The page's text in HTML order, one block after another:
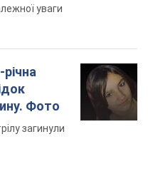
уваги
Фото
загинули